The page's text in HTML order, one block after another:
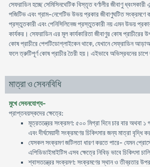
সেফরাডিন হচ্ছে সেমিসিনথেটিক বিস্তৃত বর্ণালীর জীবাণু ধ্বংসকারী
পজিটিভ এবং গ্রাম-নেগেটিভ উভয় প্রকার জীবাণুঘটিত সংক্রমণে
প্রস্তুতকারী এবং পেনিসিলিনেজ প্রস্তুতকারী নয় এমন উভয়
কার্যকর। সেফরাডিন এর মূল কার্যকারিতা জীবাণুর কোষ প্রাচীরের
কোষ প্রাচীরে পেপটিডােগ্লাইকেন থাকে, যেখানে সেফ্রাডিন
ফলে ত্রুটিপূর্ণ কোষ প্রাচীর তৈরী হয়। এইভাবে অভিস্রবনের চাপে
মাত্রা ও সেবনবিধি
মুখে সেবনযোগ্য-
প্রাপ্তবয়স্কদের ক্ষেত্রে:
মূত্রতন্ত্রের সংক্রমণ: ৫০০ মিগ্রা দিনে চার বার অথবা ১
এবং দীর্ঘমেয়াদী সংক্রমণের চিকিৎসার জন্য মাত্রা বৃদ্ধি
যেসকল সংক্রমণ জটিলতা ধারণ করতে পারে- যেমন
এপিডিডাইমাইটিস এসব ক্ষেত্রে নিবিড় ভাবে চিকিৎসা
শ্বাসতন্ত্রের সংক্রমণ: সংক্রমণের স্থান ও তীব্রতার